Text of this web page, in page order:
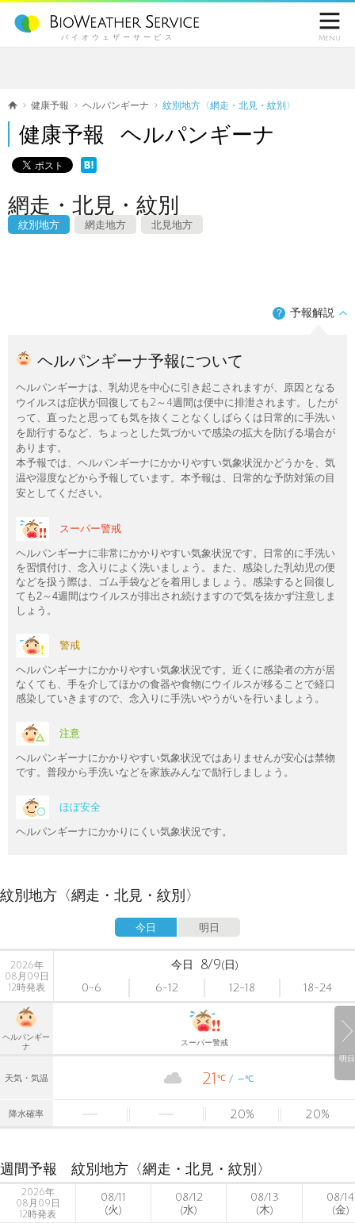
バイオウェザーサービス

Menu
健康予報 ヘルパンギーナ 紋別地方〈網走・北見・紋別〉
健康予報 ヘルパンギーナ
網走・北見・紋別
紋別地方 網走地方 北見地方
？ 予報解説
ヘルパンギーナ予報について
ヘルパンギーナは、乳幼児を中心に引き起こされますが、原因となる
ウイルスは症状が回復しても2～4週間は便中に排泄されます。したが
って、直ったと思っても気を抜くことなくしばらくは日常的に手洗い
を励行するなど、ちょっとした気づかいで感染の拡大を防げる場合が
あります。
本予報では、ヘルパンギーナにかかりやすい気象状況かどうかを、気
温や湿度などから予報しています。本予報は、日常的な予防対策の目
安としてください。
スーパー警戒
ヘルパンギーナに非常にかかりやすい気象状況です。日常的に手洗い
を習慣付け、念入りによく洗いましょう。また、感染した乳幼児の便
などを扱う際は、ゴム手袋などを着用しましょう。感染すると回復し
ても2～4週間はウイルスが排出され続けますので気を抜かず注意しま
しょう。
警戒
ヘルパンギーナにかかりやすい気象状況です。近くに感染者の方が居
なくても、手を介してほかの食器や食物にウイルスが移ることで経口
感染していきますので、念入りに手洗いやうがいを行いましょう。
注意
ヘルパンギーナにかかりやすい気象状況ではありませんが安心は禁物
です。普段から手洗いなどを家族みんなで励行しましょう。
ほぼ安全
ヘルパンギーナにかかりにくい気象状況です。
紋別地方〈網走・北見・紋別〉
今日 明日
明日
2026年
08月09日
12時発表
今日 8/9(日)
0-6
6-12 12-18 18-24
ヘルパンギー
ナ
スーパー警戒
天気・気温 21 ℃ -℃
降水確率 20% 20%
週間予報 紋別地方〈網走・北見・紋別〉
2026年
08月09日
12時発表
08/11
(火)
08/12
(水)
08/13
(木)
08/14
(金)